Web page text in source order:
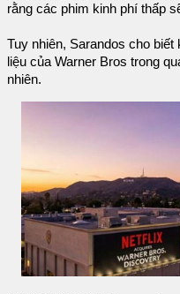
rằng các phim kinh phí thấp
Tuy nhiên, Sarandos cho
liệu của Warner Bros trong
nhiên.